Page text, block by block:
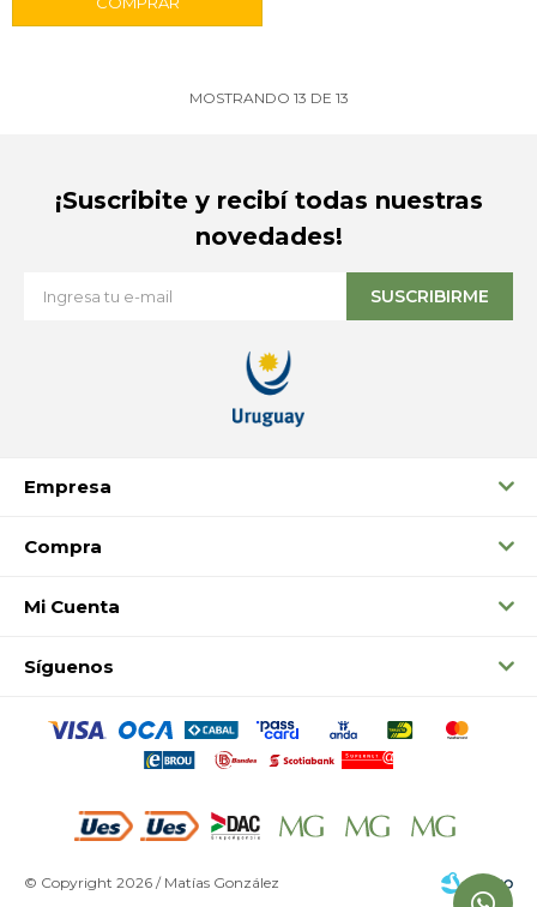
MOSTRANDO 13 DE 13
Empresa
Compra
Mi Cuenta
Síguenos
¡Suscribite y recibí todas nuestras
novedades!
SUSCRIBIRME
© Copyright 2026 / Matías González